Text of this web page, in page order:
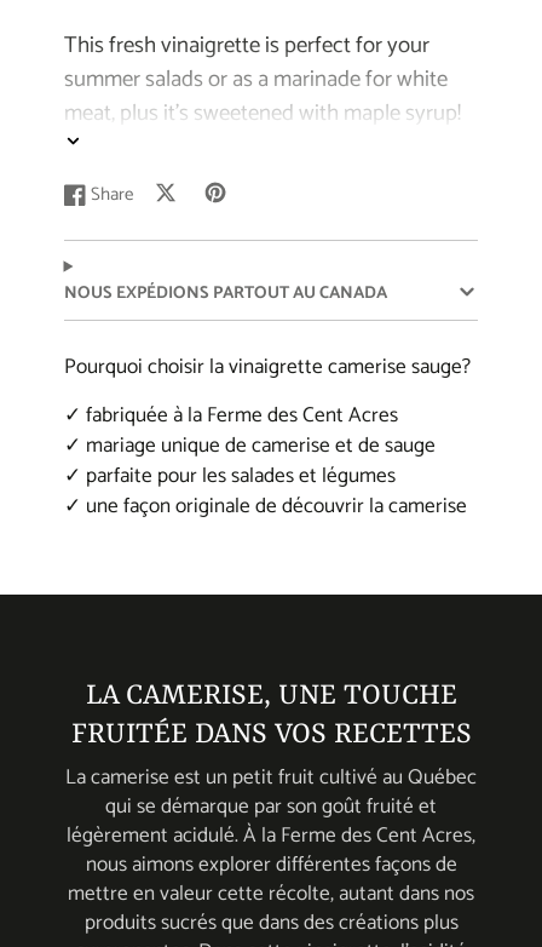
This fresh vinaigrette is perfect for your
summer salads or as a marinade for white
meat, plus it’s sweetened with maple syrup!
It will appeal to everyone, even the most
discerning palate!
The maple syrup and the lingonberries come
from our farm, located in Lac-Etchemin.
Size: 250 ml
Ingredients: Canadian canola oil,
lingonberries, maple syrup, apple cider
vinegar, salt, sage.
Click here to get the nutritional values for
Share
Share
on
Facebook
Opens
in
a
new
window.
Post
Opens
new
Pin
Opens
new
NOUS EXPÉDIONS PARTOUT AU CANADA
Pourquoi choisir la vinaigrette camerise sauge?
✓ fabriquée à la Ferme des Cent Acres
✓ mariage unique de camerise et de sauge
✓ parfaite pour les salades et légumes
✓ une façon originale de découvrir la camerise
LA CAMERISE, UNE TOUCHE
FRUITÉE DANS VOS RECETTES
La camerise est un petit fruit cultivé au Québec
qui se démarque par son goût fruité et
légèrement acidulé. À la Ferme des Cent Acres,
nous aimons explorer différentes façons de
mettre en valeur cette récolte, autant dans nos
produits sucrés que dans des créations plus